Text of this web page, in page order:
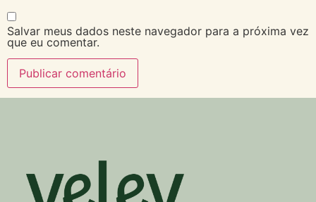
Salvar meus dados neste navegador para a próxima vez
que eu comentar.